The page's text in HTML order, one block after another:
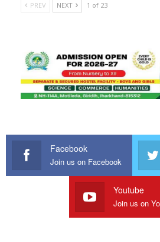
PREV NEXT 1 of 23
Facebook
Join us on Facebook
Youtube
Join us on